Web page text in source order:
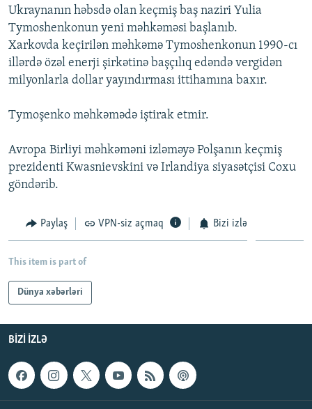
ARAŞDIRMA
MULTIMEDIA
VIDEO
FOTOQALEREYA
İNFOQRAFIKA
RADIO ARXIV
OXU ZALI
AZƏRBAYCAN ƏDƏBIYYATI KITABXANASI
İZ - MƏDƏNIYYƏT PROQRAMI
HAQQIMIZDA
MISSIYAMIZ
MATERIALLARIMIZDAN ISTIFADƏ
AZADLIQRADIOSU MOBIL TELEFONUNUZDA
BIZI IZLƏ
RFE/RL-in bütün saytları
Ukraynanın həbsdə olan keçmiş baş naziri Yulia
Tymoshenkonun yeni məhkəməsi başlanıb.
Xarkovda keçirilən məhkəmə Tymoshenkonun 1990-cı
illərdə özəl enerji şirkətinə başçılıq edəndə vergidən
milyonlarla dollar yayındırması ittihamına baxır.
Tymoşenko məhkəmədə iştirak etmir.
Avropa Birliyi məhkəməni izləməyə Polşanın keçmiş
prezidenti Kwasnievskini və Irlandiya siyasətçisi Coxu
göndərib.
Paylaş VPN-siz açmaq Bizi izlə
This item is part of
Dünya xəbərləri
BIZI IZLƏ